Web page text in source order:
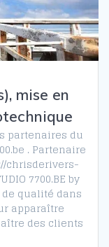
mise en
partenaires du
. Partenaire
chrisderivers-
7700.BE by
qualité dans
apparaître
des clients